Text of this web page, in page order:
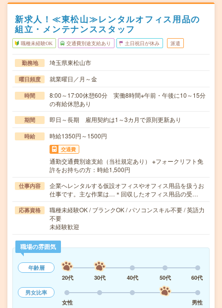
新求人！≪東松山≫レンタルオフィス用品の
組立・メンテナンススタッフ
職種未経験OK 交通費別途支給あり 土日祝日が休み 派遣
勤務地 埼玉県東松山市
曜日頻度 就業曜日／月～金
時間
8:00～17:00休憩60分 実働8時間※午前・午後に10～15分
の有給休憩あり
期間 即日～長期 雇用契約は1～3カ月で原則更新あり
時給 時給1350円～1500円
交通費
通勤交通費別途支給（当社規定あり） ※フォークリフト免
許をお持ちの方：時給1,500円
仕事内容
企業へレンタルする仮設オフィスやオフィス用品を扱うお
仕事です。主な作業は…＊回収したオフィス用品の受…
応募資格
職種未経験OK / ブランクOK / パソコンスキル不要 / 英語力
不要
未経験歓迎
職場の雰囲気
年齢層
20代
30代 40代 50代
60代
男女比率
女性
男性